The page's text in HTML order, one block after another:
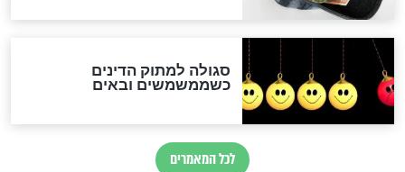
מה יהיה בימות המשיח?